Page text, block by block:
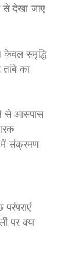
से देखा जाए
केवल समृद्धि
तांबे का
से आसपास
में संक्रमण
पर क्या